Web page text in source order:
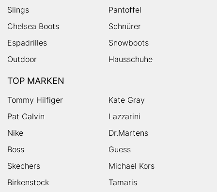
Slings
Pantoffel
Chelsea Boots
Schnürer
Espadrilles
Snowboots
Outdoor
Hausschuhe
TOP MARKEN
Tommy Hilfiger
Kate Gray
Pat Calvin
Lazzarini
Nike
Dr.Martens
Boss
Guess
Skechers
Michael Kors
Birkenstock
Tamaris